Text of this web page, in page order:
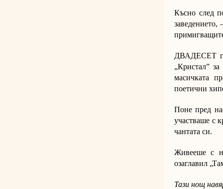
Късно след
заведението,
ДВАДЕСЕТ
„Кристал”
масичката
поетични
Поне пред
участваше с
чантата си.
Живееше с
озаглавил
Тази нощ